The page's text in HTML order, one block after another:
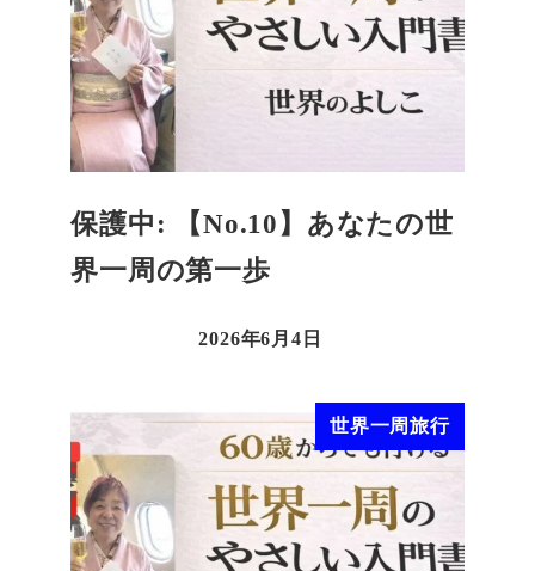
保護中: 【No.10】あなたの世
界一周の第一歩
2026年6月4日
世界一周旅行